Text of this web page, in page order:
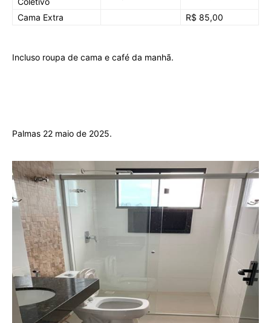
Cama Extra R$ 85,00
Incluso roupa de cama e café da manhã.
Palmas 22 maio de 2025.